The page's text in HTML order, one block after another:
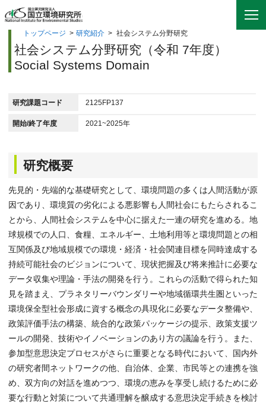
トップページ > 研究紹介 > 社会システム分野研究
社会システム分野研究（令和 7年度）
Social Systems Domain
研究課題コード 2125FP137
開始/終了年度 2021~2025年
研究概要
先見的・先端的な基礎研究として、環境問題の多くは人間活動が原
因であり、環境質の劣化による悪影響も人間社会にもたらされるこ
とから、人間社会システムを中心に据えた一連の研究を進める。地
球規模での人口、食糧、エネルギー、土地利用等と環境問題との相
互関係及び地域規模での環境・経済・社会関連目標を同時達成する
持続可能社会のビジョンについて、現状把握及び将来推計に必要な
データ収集や理論・手法の開発を行う。これらの活動で得られた知
見を踏まえ、プラネタリーバウンダリーや地域循環共生圏といった
環境保全型社会形成に資する概念の具現化に必要なデータ整備や、
政策評価手法の構築、統合的な政策パッケージの提示、政策支援ツ
ールの開発、技術やイノベーションのあり方の議論を行う。また、
参加型意思決定プロセスがさらに重要となる時代において、国内外
の研究者間ネットワークの他、自治体、企業、市民等との連携を強
め、双方向の対話を進めつつ、環境の恵みを享受し続けるために必
要な行動と対策について共通理解を醸成する意思決定手続きを検討